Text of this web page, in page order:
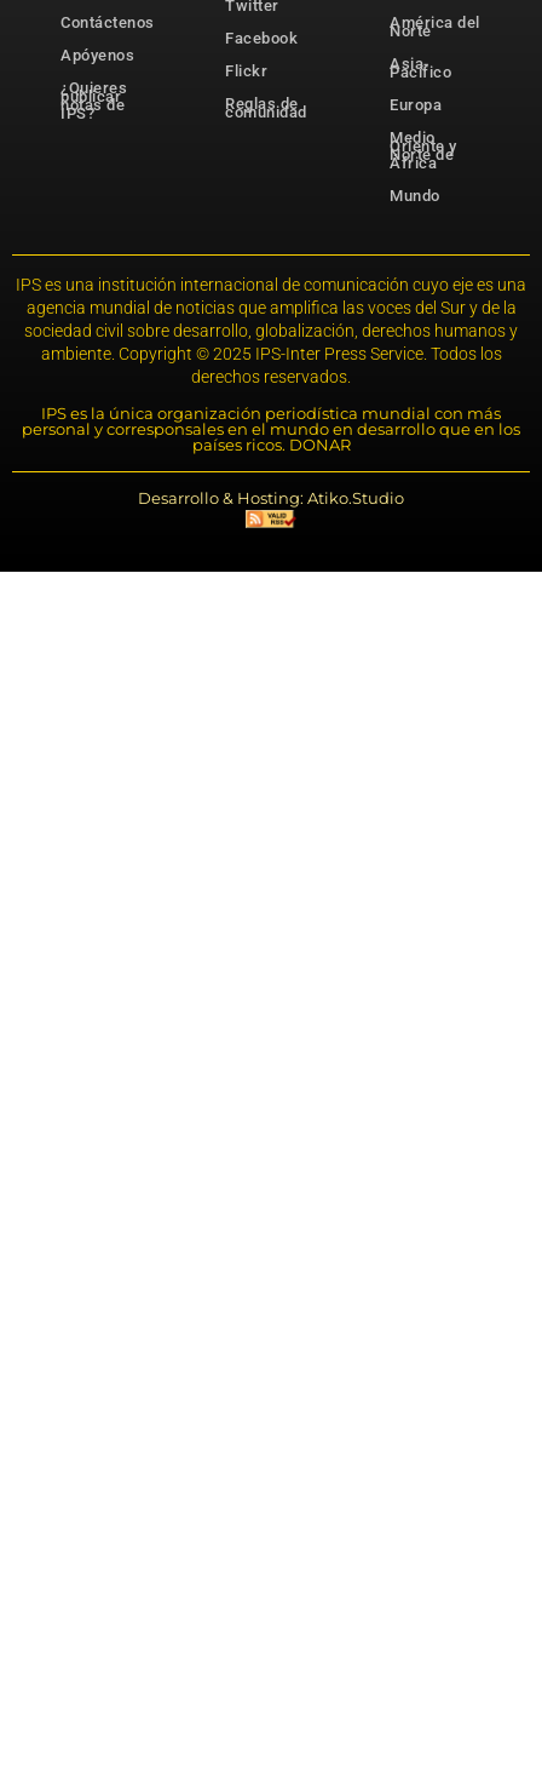
Contáctenos
Apóyenos
¿Quieres
publicar
notas de
IPS?
Twitter
Facebook
Flickr
Reglas de
comunidad
América del
Norte
Asia-
Pacífico
Europa
Medio
Oriente y
Norte de
África
Mundo
IPS es una institución internacional de comunicación cuyo eje es una
agencia mundial de noticias que amplifica las voces del Sur y de la
sociedad civil sobre desarrollo, globalización, derechos humanos y
ambiente. Copyright © 2025 IPS-Inter Press Service. Todos los
derechos reservados.
IPS es la única organización periodística mundial con más
personal y corresponsales en el mundo en desarrollo que en los
países ricos. DONAR
Desarrollo & Hosting: Atiko.Studio